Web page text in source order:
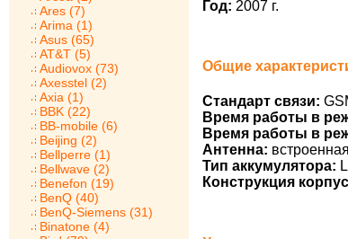
Ares (7)
Arima (1)
Asus (65)
AT&T (5)
Audiovox (73)
Axesstel (2)
Axia (1)
BBK (22)
BB-mobile (6)
Beijing (2)
Bellperre (1)
Bellwave (2)
Benefon (19)
BenQ (40)
BenQ-Siemens (31)
Binatone (4)
Год: 2007 г.
Общие
Стандарт связи:
Время работы в
Время работы в
Антенна: встроенная
Тип аккумулятора:
Конструкция